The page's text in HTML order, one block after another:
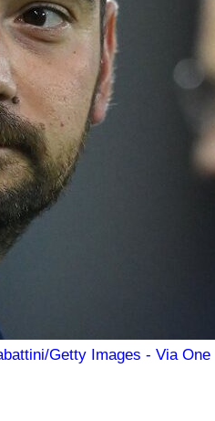
Getty Images - Via One